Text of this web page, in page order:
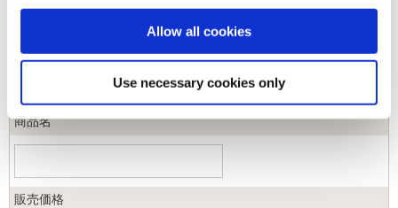
Allow all cookies
Use necessary cookies only
商品名
販売価格